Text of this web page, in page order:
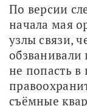
По версии
начала мая
узлы связи,
не попасть в
съёмные